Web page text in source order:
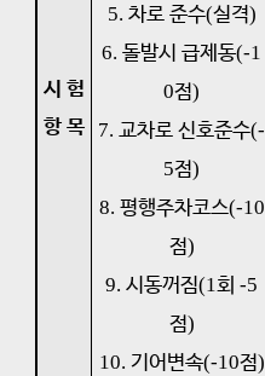
시 험
항 목
5. 차로 준수(실격)
6. 돌발시 급제동(-1
0점)
7. 교차로 신호준수(-
5점)
8. 평행주차코스(-10
점)
9. 시동꺼짐(1회 -5
점)
10. 기어변속(-10점)